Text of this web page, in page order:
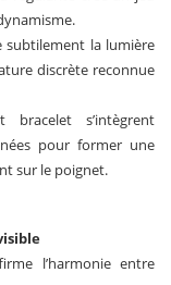
subtilement la lumière
discrète reconnue
s’intègrent
pour former une
sur le poignet.
l’harmonie entre